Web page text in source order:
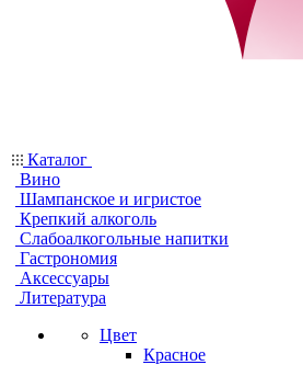
Каталог
Вино
Шампанское и игристое
Крепкий алкоголь
Слабоалкогольные напитки
Гастрономия
Аксессуары
Литература
Цвет
Красное